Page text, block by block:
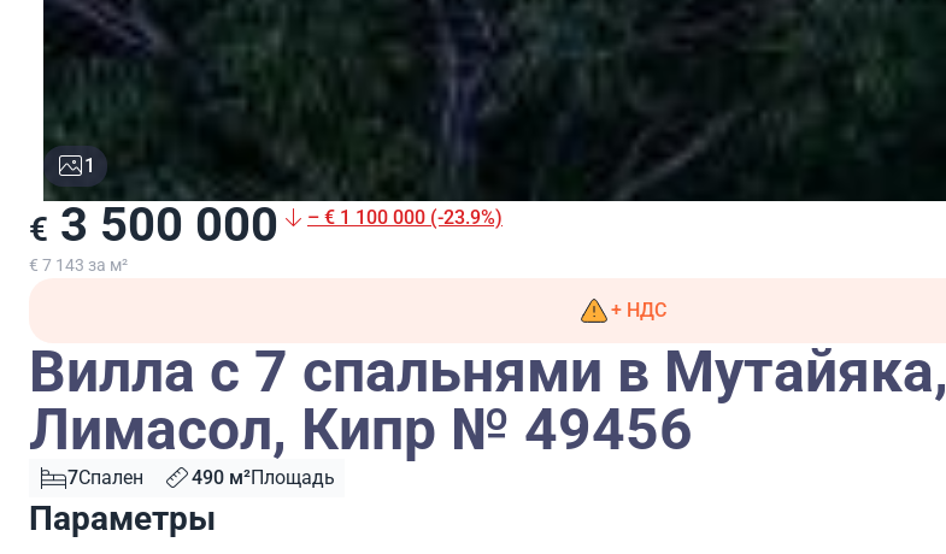
1
€ 3 500 000 – € 1 100 000 (-23.9%)
€ 7 143 за м²
+ НДС
Вилла с 7 спальнями в Мутайяка,
Лимасол, Кипр № 49456
7Спален 490 м²Площадь
Параметры